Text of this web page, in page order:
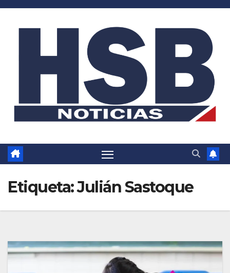
Saltar
Etiqueta:Julián Sastoque